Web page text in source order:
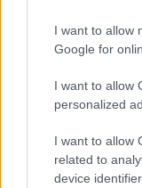
I want to allow
Google for
I want to allow
personalized
I want to allow
related to
device
βιομηχανία.
διαχωριστική
καλλιεργεί
Η συζήτηση δεν
κατηγορήθηκαν